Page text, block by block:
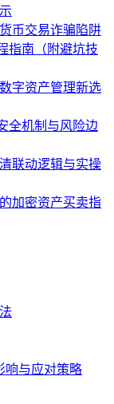
币交易诈骗陷阱
指南（附避坑技
字资产管理新选
全机制与风险边
联动逻辑与实操
加密资产买卖指
响与应对策略